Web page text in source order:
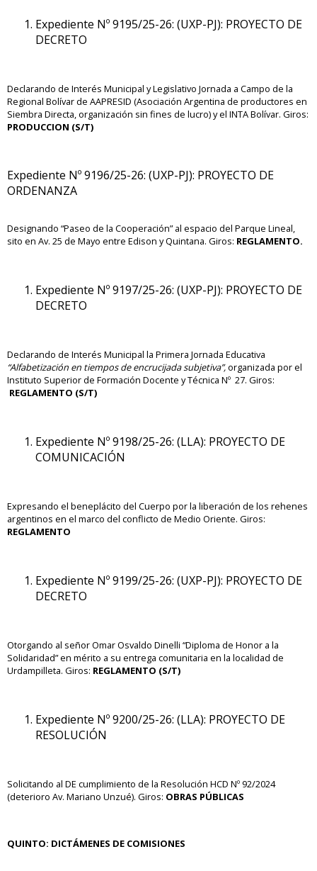
Expediente Nº 9195/25-26: (UXP-PJ): PROYECTO DE
DECRETO
Declarando de Interés Municipal y Legislativo Jornada a Campo de la
Regional Bolívar de AAPRESID (Asociación Argentina de productores en
Siembra Directa, organización sin fines de lucro) y el INTA Bolívar. Giros:
PRODUCCION (S/T)
Expediente Nº 9196/25-26: (UXP-PJ): PROYECTO DE
ORDENANZA
Designando “Paseo de la Cooperación” al espacio del Parque Lineal,
sito en Av. 25 de Mayo entre Edison y Quintana. Giros: REGLAMENTO.
Expediente Nº 9197/25-26: (UXP-PJ): PROYECTO DE
DECRETO
Declarando de Interés Municipal la Primera Jornada Educativa
“Alfabetización en tiempos de encrucijada subjetiva”,organizada por el
Instituto Superior de Formación Docente y Técnica Nº 27. Giros:
REGLAMENTO (S/T)
Expediente Nº 9198/25-26: (LLA): PROYECTO DE
COMUNICACIÓN
Expresando el beneplácito del Cuerpo por la liberación de los rehenes
argentinos en el marco del conflicto de Medio Oriente. Giros:
REGLAMENTO
Expediente Nº 9199/25-26: (UXP-PJ): PROYECTO DE
DECRETO
Otorgando al señor Omar Osvaldo Dinelli “Diploma de Honor a la
Solidaridad” en mérito a su entrega comunitaria en la localidad de
Urdampilleta. Giros: REGLAMENTO (S/T)
Expediente Nº 9200/25-26: (LLA): PROYECTO DE
RESOLUCIÓN
Solicitando al DE cumplimiento de la Resolución HCD Nº 92/2024
(deterioro Av. Mariano Unzué). Giros: OBRAS PÚBLICAS
QUINTO: DICTÁMENES DE COMISIONES